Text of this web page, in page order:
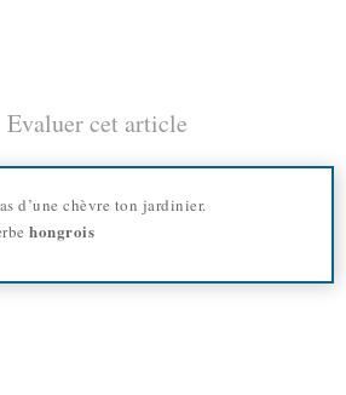
Evaluer cet article
d’une chèvre ton jardinier.
hongrois